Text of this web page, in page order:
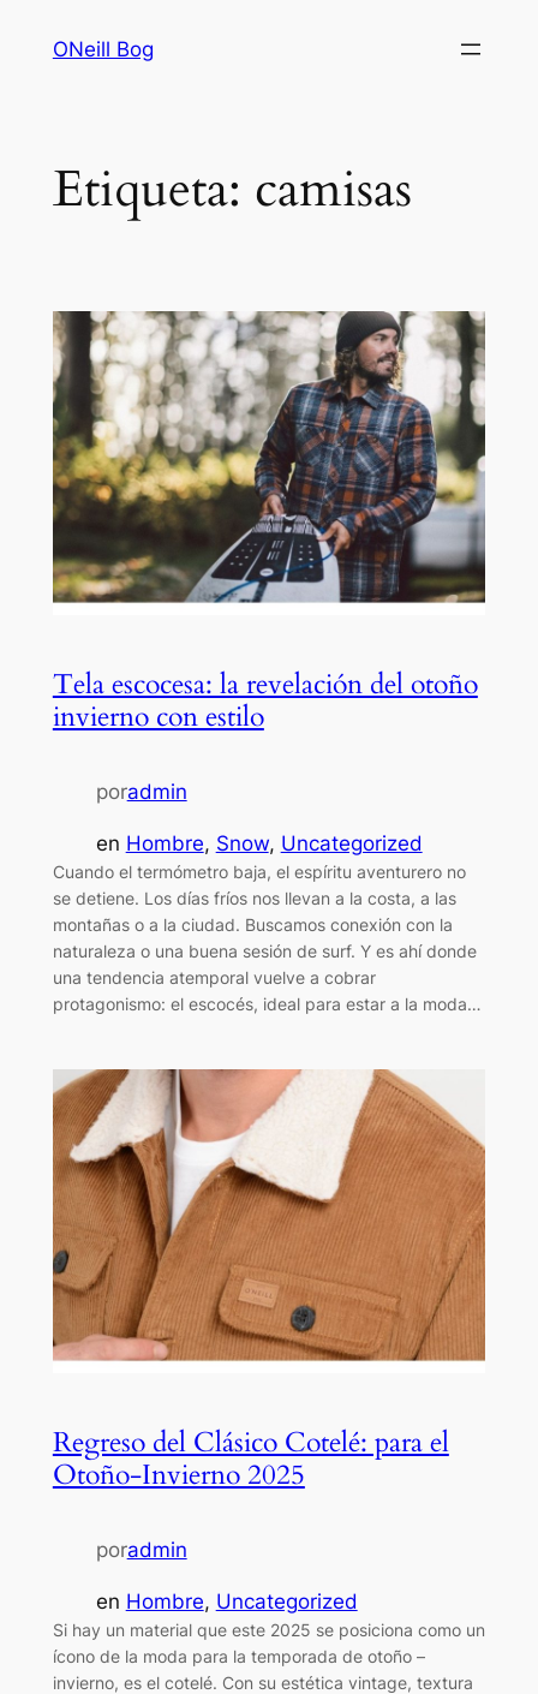
ONeill Bog
Etiqueta: camisas
Tela escocesa: la revelación del otoño
invierno con estilo
poradmin
en Hombre, Snow, Uncategorized
Cuando el termómetro baja, el espíritu aventurero no
se detiene. Los días fríos nos llevan a la costa, a las
montañas o a la ciudad. Buscamos conexión con la
naturaleza o una buena sesión de surf. Y es ahí donde
una tendencia atemporal vuelve a cobrar
protagonismo: el escocés, ideal para estar a la moda…
Regreso del Clásico Cotelé: para el
Otoño-Invierno 2025
poradmin
en Hombre, Uncategorized
Si hay un material que este 2025 se posiciona como un
ícono de la moda para la temporada de otoño –
invierno, es el cotelé. Con su estética vintage, textura